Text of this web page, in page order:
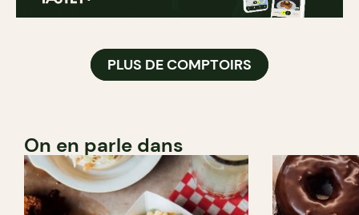
PLUS DE COMPTOIRS
On en parle dans